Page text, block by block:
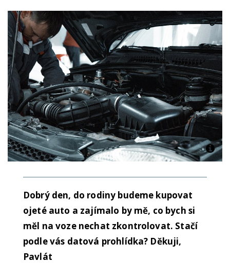
Dobrý den, do rodiny budeme kupovat
ojeté auto a zajímalo by mě, co bych si
měl na voze nechat zkontrolovat. Stačí
podle vás datová prohlídka? Děkuji,
Pavlát